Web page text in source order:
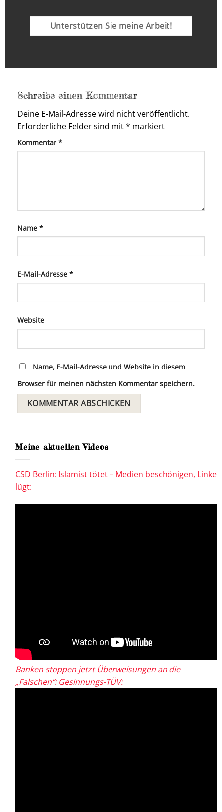
Unterstützen Sie meine Arbeit!
Schreibe einen Kommentar
Deine E-Mail-Adresse wird nicht veröffentlicht.
Erforderliche Felder sind mit* markiert
Kommentar *
Name *
E-Mail-Adresse *
Website
Name, E-Mail-Adresse und Website in diesem
Browser für meinen nächsten Kommentar speichern.
Meine aktuellen Videos
CSD Berlin: Islamist tötet – Medien beschönigen, Linke
lügt:
Banken stoppen jetzt Überweisungen an die
„Falschen“: Gesinnungs-TÜV: